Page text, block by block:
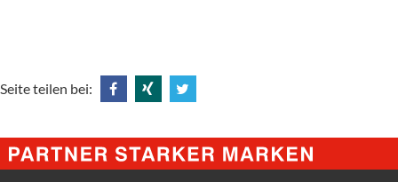
Seite teilen bei:
@
Facebook
@
Xing
@
Twitter